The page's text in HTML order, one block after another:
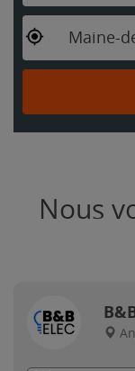
Maine-
Nous